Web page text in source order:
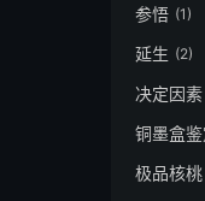
参悟 (1)
延生 (2)
决定因素
铜墨盒鉴
极品核桃